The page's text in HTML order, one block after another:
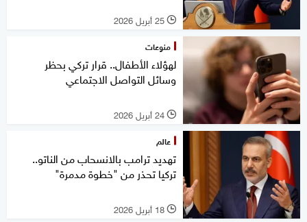
l 25 أبريل 2026
منوعات
لهؤلاء الأطفال.. قرار تركي بحظر
وسائل التواصل الاجتماعي
l 24 أبريل 2026
عالم
تهديد ترامب بالانسحاب من الناتو..
تركيا تحذر من "خطوة مدمرة"
l 18 أبريل 2026